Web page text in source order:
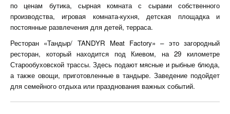
по ценам бутика, сырная комната с сырами собственного
производства, игровая комната-кухня, детская площадка и
постоянные развлечения для детей, терраса.
Ресторан «Тандыр/ TANDYR Meat Factory» – это загородный
ресторан, который находится под Киевом, на 29 километре
Старообуховской трассы. Здесь подают мясные и рыбные блюда,
а также овощи, приготовленные в тандыре. Заведение подойдет
для семейного отдыха или празднования важных событий.